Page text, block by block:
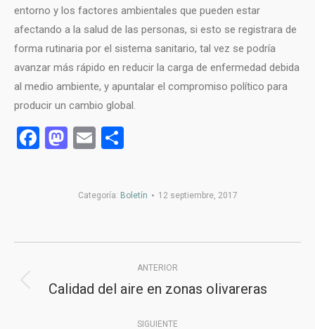
entorno y los factores ambientales que pueden estar
afectando a la salud de las personas, si esto se registrara de
forma rutinaria por el sistema sanitario, tal vez se podría
avanzar más rápido en reducir la carga de enfermedad debida
al medio ambiente, y apuntalar el compromiso político para
producir un cambio global.
Facebook
Mastodon
Email
Categoría: Boletín 12 septiembre, 2017
entre
publicaciones
ANTERIOR
Publicación
Calidad del aire en zonas olivareras
SIGUIENTE